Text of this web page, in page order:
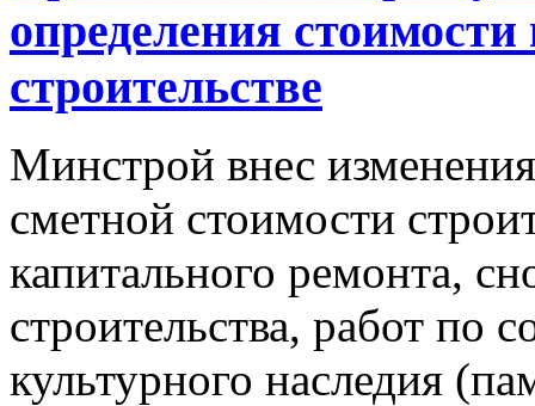
определения
строительстве
Минстрой внес
сметной стоимости
капитального ремонта,
строительства, работ по
культурного наследия